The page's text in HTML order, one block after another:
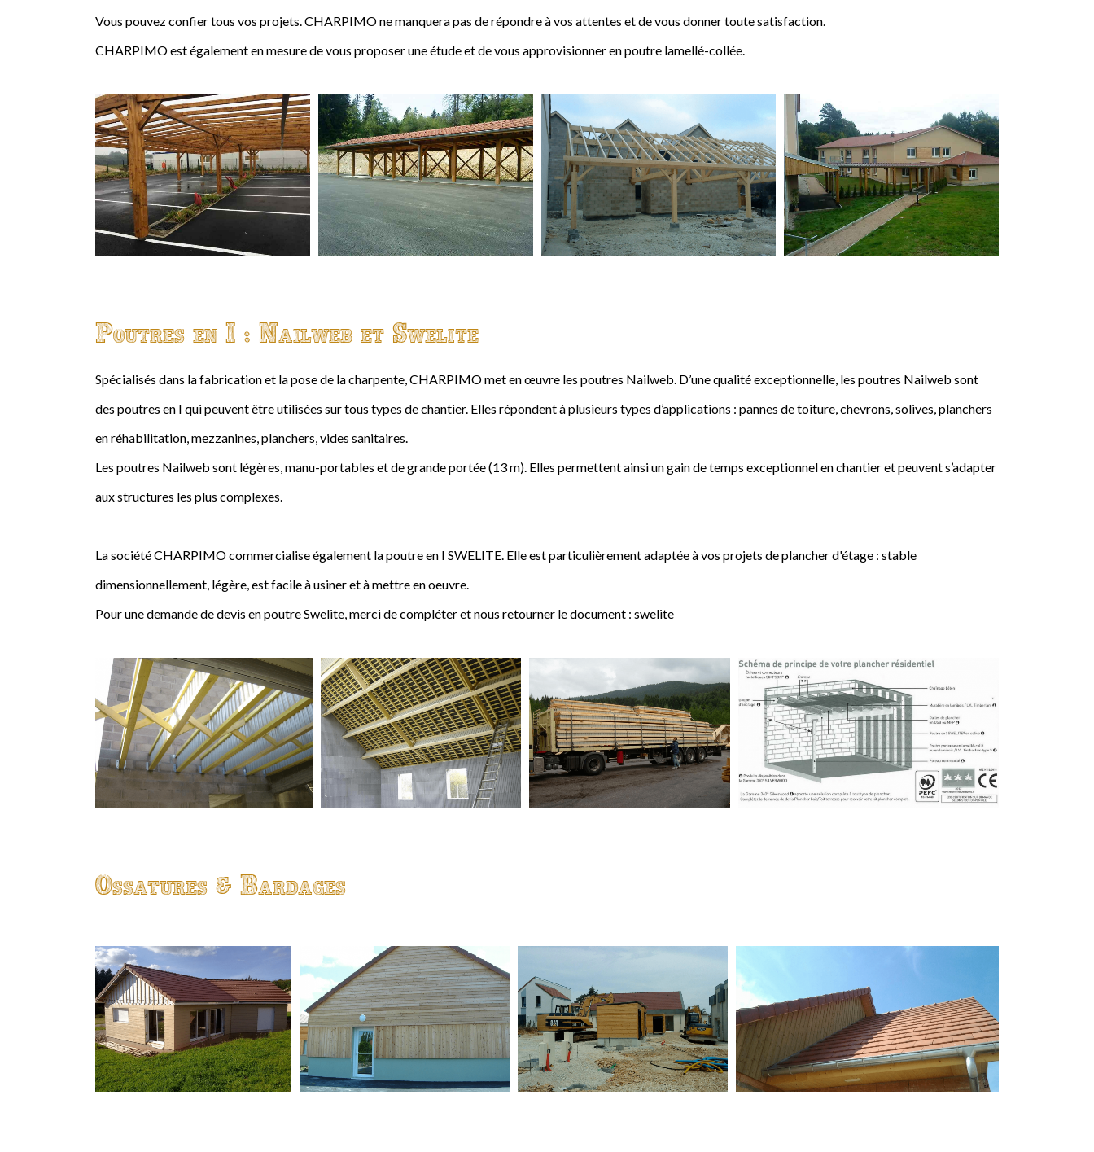
Vous pouvez confier tous vos projets. CHARPIMO ne manquera pas de répondre à vos attentes et de vous donner toute satisfaction.
CHARPIMO est également en mesure de vous proposer une étude et de vous approvisionner en poutre lamellé-collée.
Poutres en I : Nailweb et Swelite
Spécialisés dans la fabrication et la pose de la charpente, CHARPIMO met en œuvre les poutres Nailweb. D’une qualité exceptionnelle, les poutres Nailweb sont
des poutres en I qui peuvent être utilisées sur tous types de chantier. Elles répondent à plusieurs types d’applications : pannes de toiture, chevrons, solives, planchers
en réhabilitation, mezzanines, planchers, vides sanitaires.
Les poutres Nailweb sont légères, manu-portables et de grande portée (13 m). Elles permettent ainsi un gain de temps exceptionnel en chantier et peuvent s’adapter
aux structures les plus complexes.
La société CHARPIMO commercialise également la poutre en I SWELITE. Elle est particulièrement adaptée à vos projets de plancher d'étage : stable
dimensionnellement, légère, est facile à usiner et à mettre en oeuvre.
Pour une demande de devis en poutre Swelite, merci de compléter et nous retourner le document : swelite
Ossatures & Bardages